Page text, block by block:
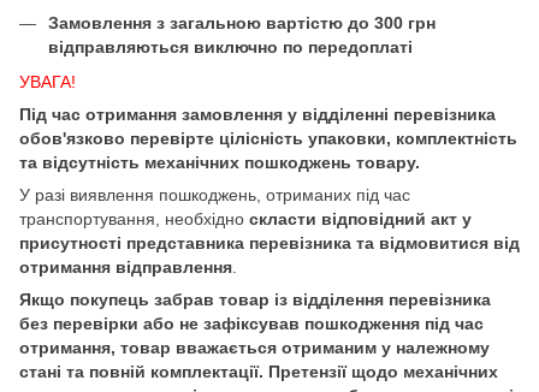
Замовлення з загальною вартістю до 300 грн
відправляються виключно по передоплаті
УВАГА!
Під час отримання замовлення у відділенні перевізника
обов'язково перевірте цілісність упаковки, комплектність
та відсутність механічних пошкоджень товару.
У разі виявлення пошкоджень, отриманих під час
транспортування, необхідно скласти відповідний акт у
присутності представника перевізника та відмовитися від
отримання відправлення
Якщо покупець забрав товар із відділення перевізника
без перевірки або не зафіксував пошкодження під час
отримання, товар вважається отриманим у належному
стані та повній комплектації. Претензії щодо механічних